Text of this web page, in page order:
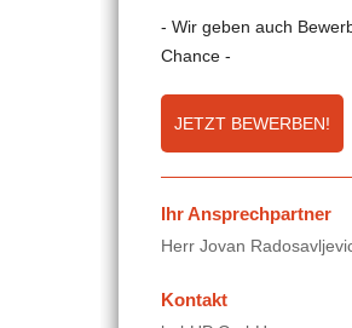
- Wir geben auch
Chance -
JETZT BEWERBEN!
Ihr Ansprechpartner
Herr Jovan
Kontakt